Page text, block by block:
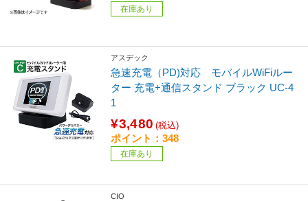
在庫あり
アスデック
急速充電（PD)対応 モバイルWiFiルー
ター 充電+通信スタンド ブラック UC-4
1
¥3,480 (税込)
ポイント：348
在庫あり
CIO